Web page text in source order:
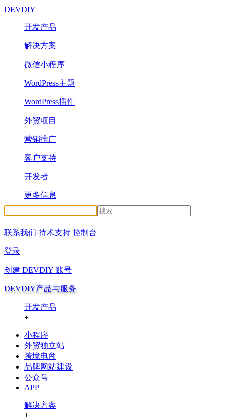
DEVDIY
开发产品
解决方案
微信小程序
WordPress主题
WordPress插件
外贸项目
营销推广
客户支持
开发者
更多信息
联系我们 持术支持 控制台
登录
创建 DEVDIY 账号
DEVDIY产品与服务
开发产品
+
小程序
外贸独立站
跨境电商
品牌网站建设
公众号
APP
解决方案
+